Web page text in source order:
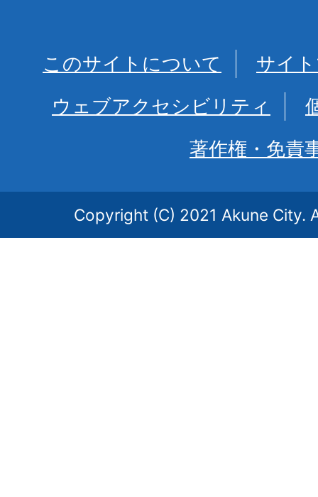
このサイトについて
サイ
ウェブアクセシビリティ
著作権・免責
Copyright (C) 2021 Akune City.